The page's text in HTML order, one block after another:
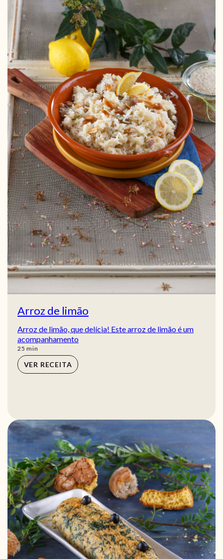
Arroz de limão
Arroz de limão, que delícia! Este arroz de limão é um
acompanhamento
25 min
min
VER RECEITA